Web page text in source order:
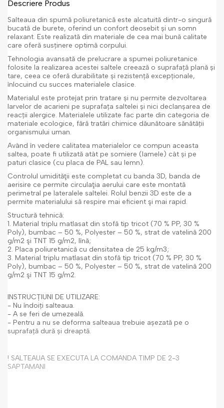
Descriere Produs
Salteaua din spumă poliuretanică este alcatuită dintr-o singură
bucată de burete, oferind un confort deosebit și un somn
relaxant. Este realizată din materiale de cea mai bună calitate
care oferă susținere optimă corpului.
Tehnologia avansată de prelucrare a spumei poliuretanice
folosite la realizarea acestei saltele creează o suprafață plană și
tare, ceea ce oferă durabilitate și rezistență excepționale,
înlocuind cu succes materialele clasice.
Materialul este protejat prin tratare și nu permite dezvoltarea
larvelor de acarieni pe suprafața saltelei și nici declanșarea de
reacții alergice. Materialele utilizate fac parte din categoria de
materiale ecologice, fără tratări chimice dăunătoare sănătății
organismului uman.
Având în vedere calitatea materialelor ce compun aceasta
saltea, poate fi utilizată atât pe somiere (lamele) cât și pe
paturi clasice (cu placa de PAL sau lemn).
Controlul umidităţii este completat cu banda 3D, banda de
aerisire ce permite circulaţia aerului care este montată
perimetral pe lateralele saltelei. Rolul benzii 3D este de a
permite materialului să respire mai eficient şi mai rapid.
Structură tehnică:
1. Material triplu matlasat din stofă tip tricot (70 % PP, 30 %
Poly), bumbac – 50 %, Polyester – 50 %, strat de vatelină 200
g/m2 şi TNT 15 g/m2, lînă;
2. Placa poliuretanică cu densitatea de 25 kg/m3;
3. Material triplu matlasat din stofă tip tricot (70 % PP, 30 %
Poly), bumbac – 50 %, Polyester – 50 %, strat de vatelină 200
g/m2 şi TNT 15 g/m2.
INSTRUCȚIUNI DE UTILIZARE:
- Nu îndoiți salteaua.
- A se feri de umezeală.
- Pentru a nu se deforma salteaua trebuie așezată pe o
suprafață dură și dreaptă.
! SALTEAUA SE EXECUTA LA COMANDA TIMP DE 2-3
SAPTAMANI